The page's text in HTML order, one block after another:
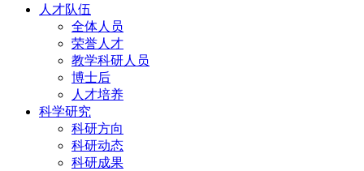
人才队伍
全体人员
荣誉人才
教学科研人员
博士后
人才培养
科学研究
科研方向
科研动态
科研成果